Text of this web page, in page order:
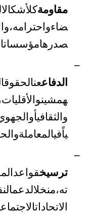
مقاومةكلأشكال
ضاءواحترامه،
صدرهامؤسسات
–
الدفاععنالحقوق
همشين
والثقافيأو
ياًفيالمعاملة
–
ترسيخقواعد
ته،منخلالدعم
الاتحادات